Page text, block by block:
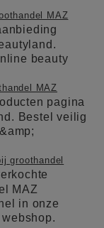
MAZ
beauty
MAZ
pagina
Bestel veilig
groothandel
MAZ
in onze